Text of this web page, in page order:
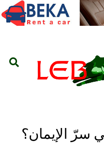
سرّ الإيمان؟